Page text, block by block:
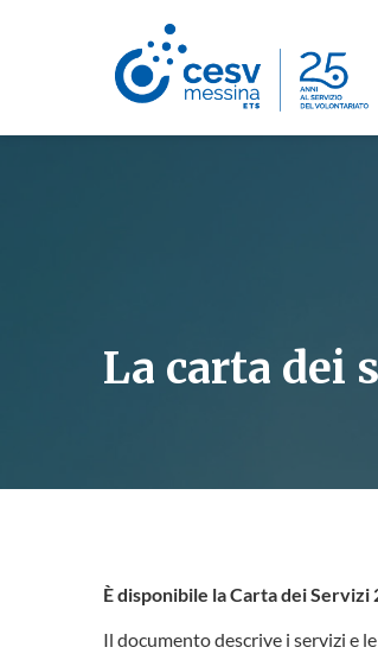
La carta dei
È disponibile la Carta dei Servizi
Il documento descrive i servizi e